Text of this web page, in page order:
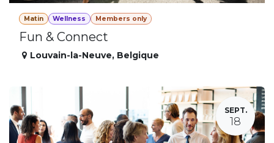
Matin Wellness Members only
Fun & Connect
Louvain-la-Neuve, Belgique
SEPT.
18